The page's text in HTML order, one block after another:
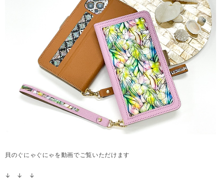
貝のぐにゃぐにゃを動画でご覧いただけます
↓ ↓ ↓